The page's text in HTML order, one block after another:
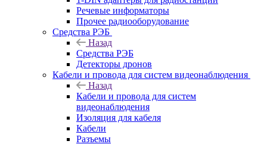
Речевые информаторы
Прочее радиооборудование
Средства РЭБ
Назад
Средства РЭБ
Детекторы дронов
Кабели и провода для систем видеонаблюдения
Назад
Кабели и провода для систем
видеонаблюдения
Изоляция для кабеля
Кабели
Разъемы